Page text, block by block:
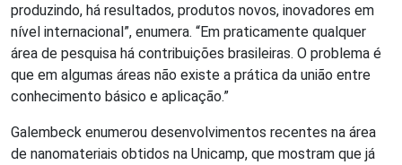
produzindo, há resultados, produtos novos, inovadores em
nível internacional”, enumera. “Em praticamente qualquer
área de pesquisa há contribuições brasileiras. O problema é
que em algumas áreas não existe a prática da união entre
conhecimento básico e aplicação.”
Galembeck enumerou desenvolvimentos recentes na área
de nanomateriais obtidos na Unicamp, que mostram que já